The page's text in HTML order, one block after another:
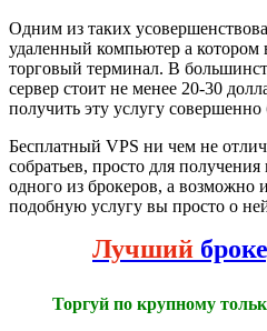
Одним из таких
удаленный компьютер а котором
торговый терминал. В
сервер стоит не менее 20-30
получить эту услугу совершенно
Бесплатный VPS ни чем не
собратьев, просто для
одного из брокеров, а возможно
подобную услугу вы просто о
Лучший
Торгуй по крупному